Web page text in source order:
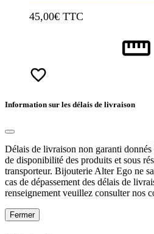
45,00€ TTC
Information sur les délais de livraison
Délais de livraison non garanti
de disponibilité des produits et sous
transporteur. Bijouterie Alter Ego ne
cas de dépassement des délais de
renseignement veuillez consulter nos
Fermer